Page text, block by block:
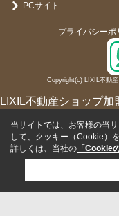
PCサイト
プライバシーポ
Copyright(c) LIXIL不動
LIXIL不動産ショップ加
当サイトでは、お客様の当
して、クッキー（Cookie）
詳しくは、当社の 「Cookie